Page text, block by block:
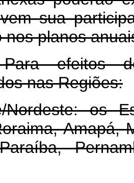
sua
nos planos
efeitos
nas Regiões:
os
Amapá,